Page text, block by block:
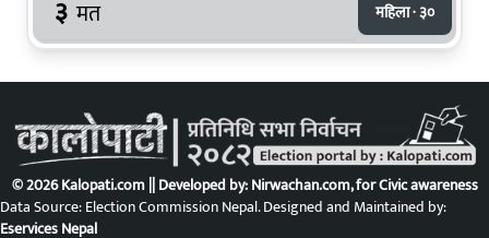
३ मत महिला · ३०
© 2026 Kalopati.com || Developed by:Nirwachan.com, for Civic awareness
Data Source: Election Commission Nepal. Designed and Maintained by:
Eservices Nepal